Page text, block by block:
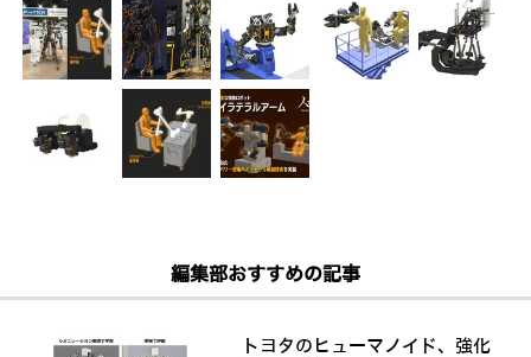
編集部おすすめの記事
トヨタのヒューマノイド、強化